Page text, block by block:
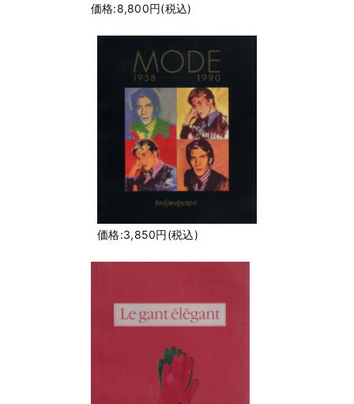
価格:8,800円(税込)
価格:3,850円(税込)